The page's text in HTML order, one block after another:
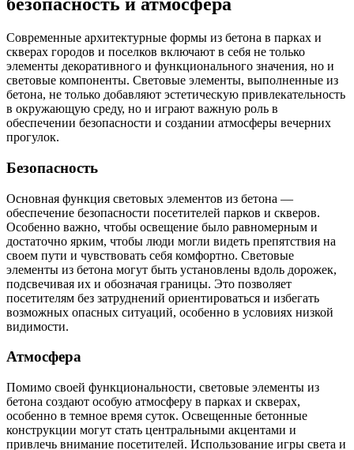
безопасность и атмосфера
Современные архитектурные формы из бетона в парках и
скверах городов и поселков включают в себя не только
элементы декоративного и функционального значения, но и
световые компоненты. Световые элементы, выполненные из
бетона, не только добавляют эстетическую привлекательность
в окружающую среду, но и играют важную роль в
обеспечении безопасности и создании атмосферы вечерних
прогулок.
Безопасность
Основная функция световых элементов из бетона —
обеспечение безопасности посетителей парков и скверов.
Особенно важно, чтобы освещение было равномерным и
достаточно ярким, чтобы люди могли видеть препятствия на
своем пути и чувствовать себя комфортно. Световые
элементы из бетона могут быть установлены вдоль дорожек,
подсвечивая их и обозначая границы. Это позволяет
посетителям без затруднений ориентироваться и избегать
возможных опасных ситуаций, особенно в условиях низкой
видимости.
Атмосфера
Помимо своей функциональности, световые элементы из
бетона создают особую атмосферу в парках и скверах,
особенно в темное время суток. Освещенные бетонные
конструкции могут стать центральными акцентами и
привлечь внимание посетителей. Использование игры света и